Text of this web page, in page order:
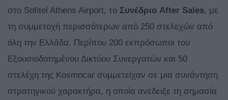
στο Sofitel Athens Airport, το Συνέδριο After Sales, με
τη συμμετοχή περισσότερων από 250 στελεχών από
όλη την Ελλάδα. Περίπου 200 εκπρόσωποι του
Εξουσιοδοτημένου Δικτύου Συνεργατών και 50
στελέχη της Kosmocar συμμετείχαν σε μια συνάντηση
στρατηγικού χαρακτήρα, η οποία ανέδειξε τη σημασία